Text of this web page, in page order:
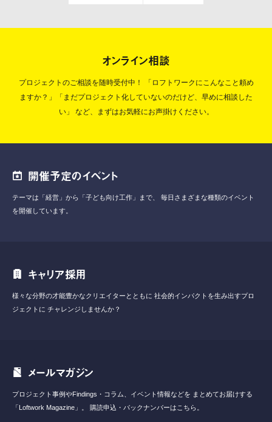
オンライン相談
プロジェクトのご相談を随時受付中！
「ロフトワークにこんなこと頼め
ますか？」「まだプロジェクト化していないのだけど、早めに相談した
い」
など、まずはお気軽にお声掛けください。
開催予定のイベント
テーマは「経営」から「子ども向け工作」まで、
毎日さまざまな種類のイベント
を開催しています。
キャリア採用
様々な分野の才能豊かなクリエイターとともに 社会的インパクトを生み出すプロ
ジェクトに チャレンジしませんか？
メールマガジン
プロジェクト事例やFindings・コラム、イベント情報などを まとめてお届けする
「Loftwork Magazine」。
購読申込・バックナンバーはこちら。